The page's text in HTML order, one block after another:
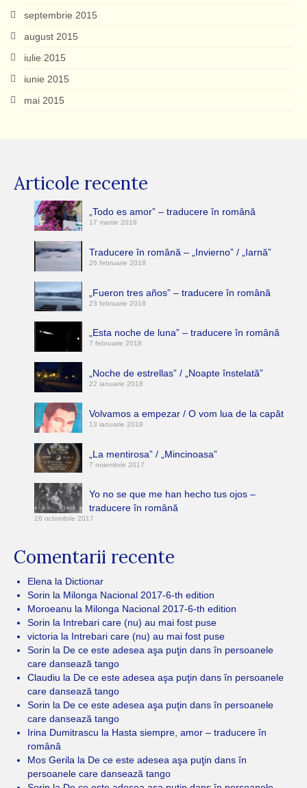
septembrie 2015
august 2015
iulie 2015
iunie 2015
mai 2015
Articole recente
„Todo es amor” – traducere în română
17 martie 2018
Traducere în română – „Invierno” / „Iarnă”
26 februarie 2018
„Fueron tres años” – traducere în română
23 februarie 2018
„Esta noche de luna” – traducere în română
7 februarie 2018
„Noche de estrellas” / „Noapte înstelată”
22 ianuarie 2018
Volvamos a empezar / O vom lua de la capăt
13 ianuarie 2018
„La mentirosa” / „Mincinoasa”
7 noiembrie 2017
Yo no se que me han hecho tus ojos –
traducere în română
26 octombrie 2017
Comentarii recente
Elena la Dictionar
Sorin la Milonga Nacional 2017-6-th edition
Moroeanu la Milonga Nacional 2017-6-th edition
Sorin la Intrebari care (nu) au mai fost puse
victoria la Intrebari care (nu) au mai fost puse
Sorin la De ce este adesea aşa puţin dans în persoanele
care dansează tango
Claudiu la De ce este adesea aşa puţin dans în persoanele
care dansează tango
Sorin la De ce este adesea aşa puţin dans în persoanele
care dansează tango
Irina Dumitrascu la Hasta siempre, amor – traducere în
română
Mos Gerila la De ce este adesea aşa puţin dans în
persoanele care dansează tango